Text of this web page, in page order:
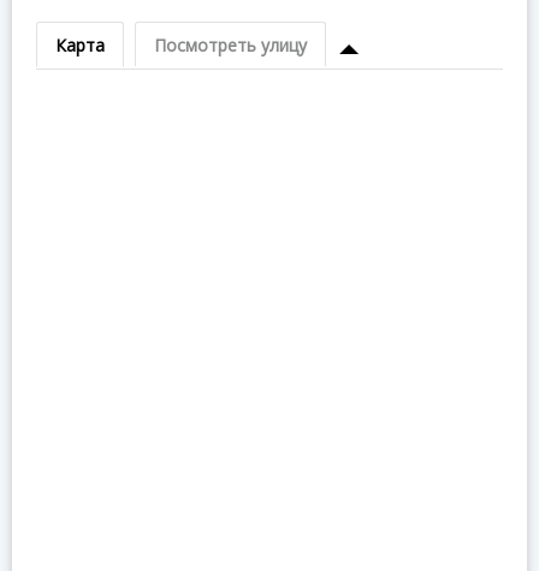
Карта Посмотреть улицу